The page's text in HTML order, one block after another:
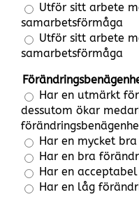
Utför sitt arbete
samarbetsförmåga
Utför sitt arbete
samarbetsförmåga
Har en utmärkt
dessutom ökar
Har en mycket
Har en bra
Har en
Har en låg